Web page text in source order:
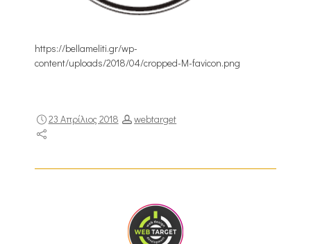
https://bellameliti.gr/wp-
content/uploads/2018/04/cropped-M-favicon.png
23 Απρίλιος 2018 webtarget